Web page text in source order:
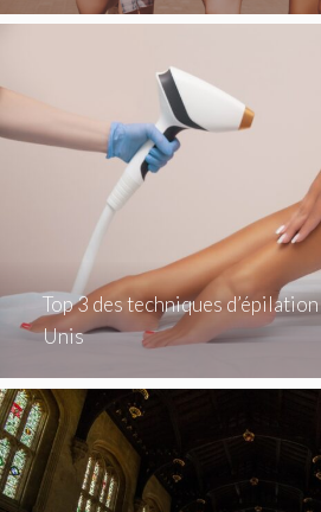
Top 3 des techniques
Unis